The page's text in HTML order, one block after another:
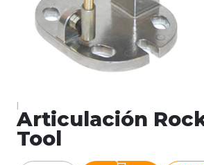
|
Articulación
Tool